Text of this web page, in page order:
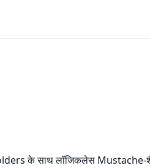
के साथ लॉजिकलेस Mustache-